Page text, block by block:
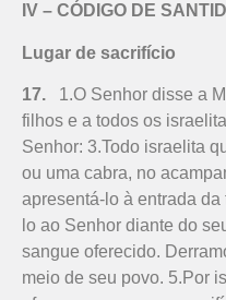
IV – CÓDIGO DE
Lugar de sacrifício
17. 1.O Senhor disse a
filhos e a todos os
Senhor: 3.Todo israelita
ou uma cabra, no
apresentá-lo à entrada
lo ao Senhor diante do
sangue oferecido.
meio de seu povo. 5.Por